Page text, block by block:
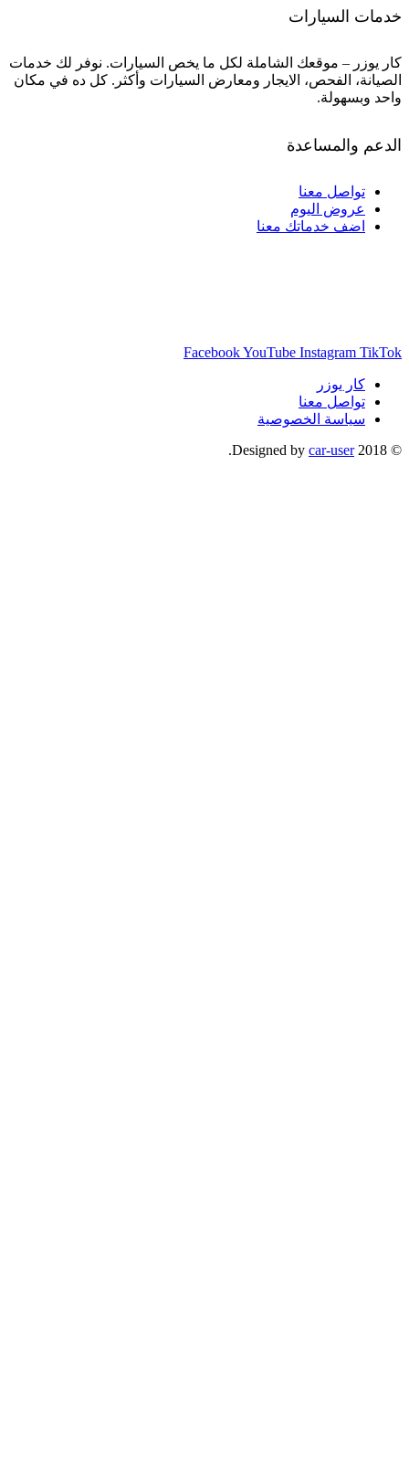
خدمات السيارات
كار يوزر – موقعك الشاملة لكل ما يخص السيارات. نوفر لك خدمات
الصيانة، الفحص، الايجار ومعارض السيارات وأكثر. كل ده في مكان
واحد وبسهولة.
الدعم والمساعدة
تواصل معنا
عروض اليوم
اضف خدماتك معنا
FacebookYouTube Instagram TikTok
كار يوزر
تواصل معنا
سياسة الخصوصية
© 2018 Designed by
car-user
.